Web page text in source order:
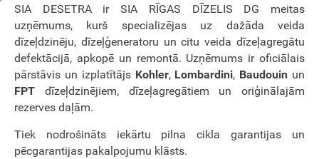
SIA DESETRA ir SIA RĪGAS DĪZELIS DG meitas
uzņēmums, kurš specializējas uz dažāda veida
dīzeļdzinēju, dīzeļģeneratoru un citu veida dīzeļagregātu
defektācijā, apkopē un remontā. Uzņēmums ir oficiālais
pārstāvis un izplatītājs Kohler, Lombardini, Baudouin un
FPT dīzeļdzinējiem, dīzeļagregātiem un oriģinālajām
rezerves daļām.
Tiek nodrošināts iekārtu pilna cikla garantijas un
pēcgarantijas pakalpojumu klāsts.